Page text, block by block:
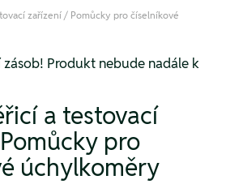
zařízení / Pomůcky pro číselníkové
Produkt nebude nadále k
a testovací
pro
úchylkoměry